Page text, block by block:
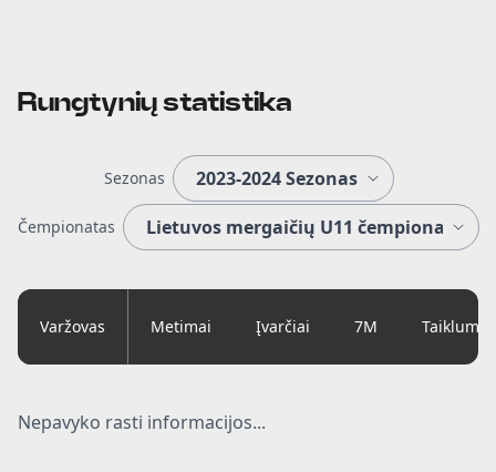
Rungtynių statistika
Sezonas
Čempionatas
Varžovas Metimai Įvarčiai 7M Taiklumas
Nepavyko rasti informacijos...